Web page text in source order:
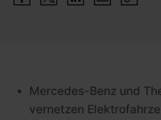
Mercedes-Benz und
vernetzen